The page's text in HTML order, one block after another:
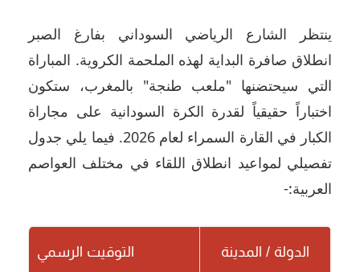
ينتظر الشارع الرياضي السوداني بفارغ الصبر
انطلاق صافرة البداية لهذه الملحمة الكروية. المباراة
التي سيحتضنها "ملعب طنجة" بالمغرب، ستكون
اختباراً حقيقياً لقدرة الكرة السودانية على مجاراة
الكبار في القارة السمراء لعام 2026. فيما يلي جدول
تفصيلي لمواعيد انطلاق اللقاء في مختلف العواصم
العربية:-
الدولة / المدينة التوقيت الرسمي